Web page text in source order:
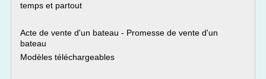
temps et partout
Acte de vente d'un bateau - Promesse de vente d'un
bateau
Modèles téléchargeables